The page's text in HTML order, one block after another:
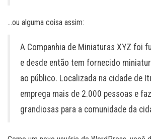
…ou alguma coisa assim:
A Companhia de Miniaturas XYZ foi
e desde então tem fornecido
ao público. Localizada na cidade de
emprega mais de 2.000 pessoas e
grandiosas para a comunidade da